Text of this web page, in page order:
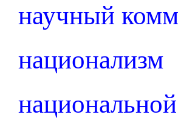
научный
национализм